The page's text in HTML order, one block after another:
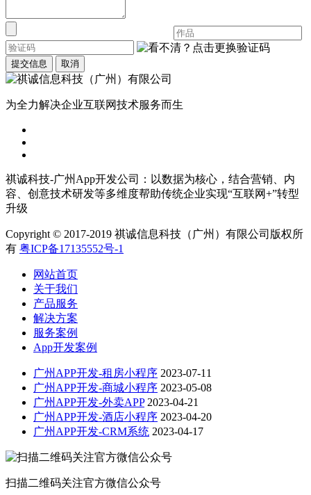
提交信息 取消
为全力解决企业互联网技术服务而生
祺诚科技-广州App开发公司：以数据为核心，结合营销、内
容、创意技术研发等多维度帮助传统企业实现“互联网+”转型
升级
Copyright © 2017-2019 祺诚信息科技（广州）有限公司版权所
有 粤ICP备17135552号-1
网站首页
关于我们
产品服务
解决方案
服务案例
App开发案例
广州APP开发-租房小程序 2023-07-11
广州APP开发-商城小程序 2023-05-08
广州APP开发-外卖APP 2023-04-21
广州APP开发-酒店小程序 2023-04-20
广州APP开发-CRM系统 2023-04-17
扫描二维码关注官方微信公众号